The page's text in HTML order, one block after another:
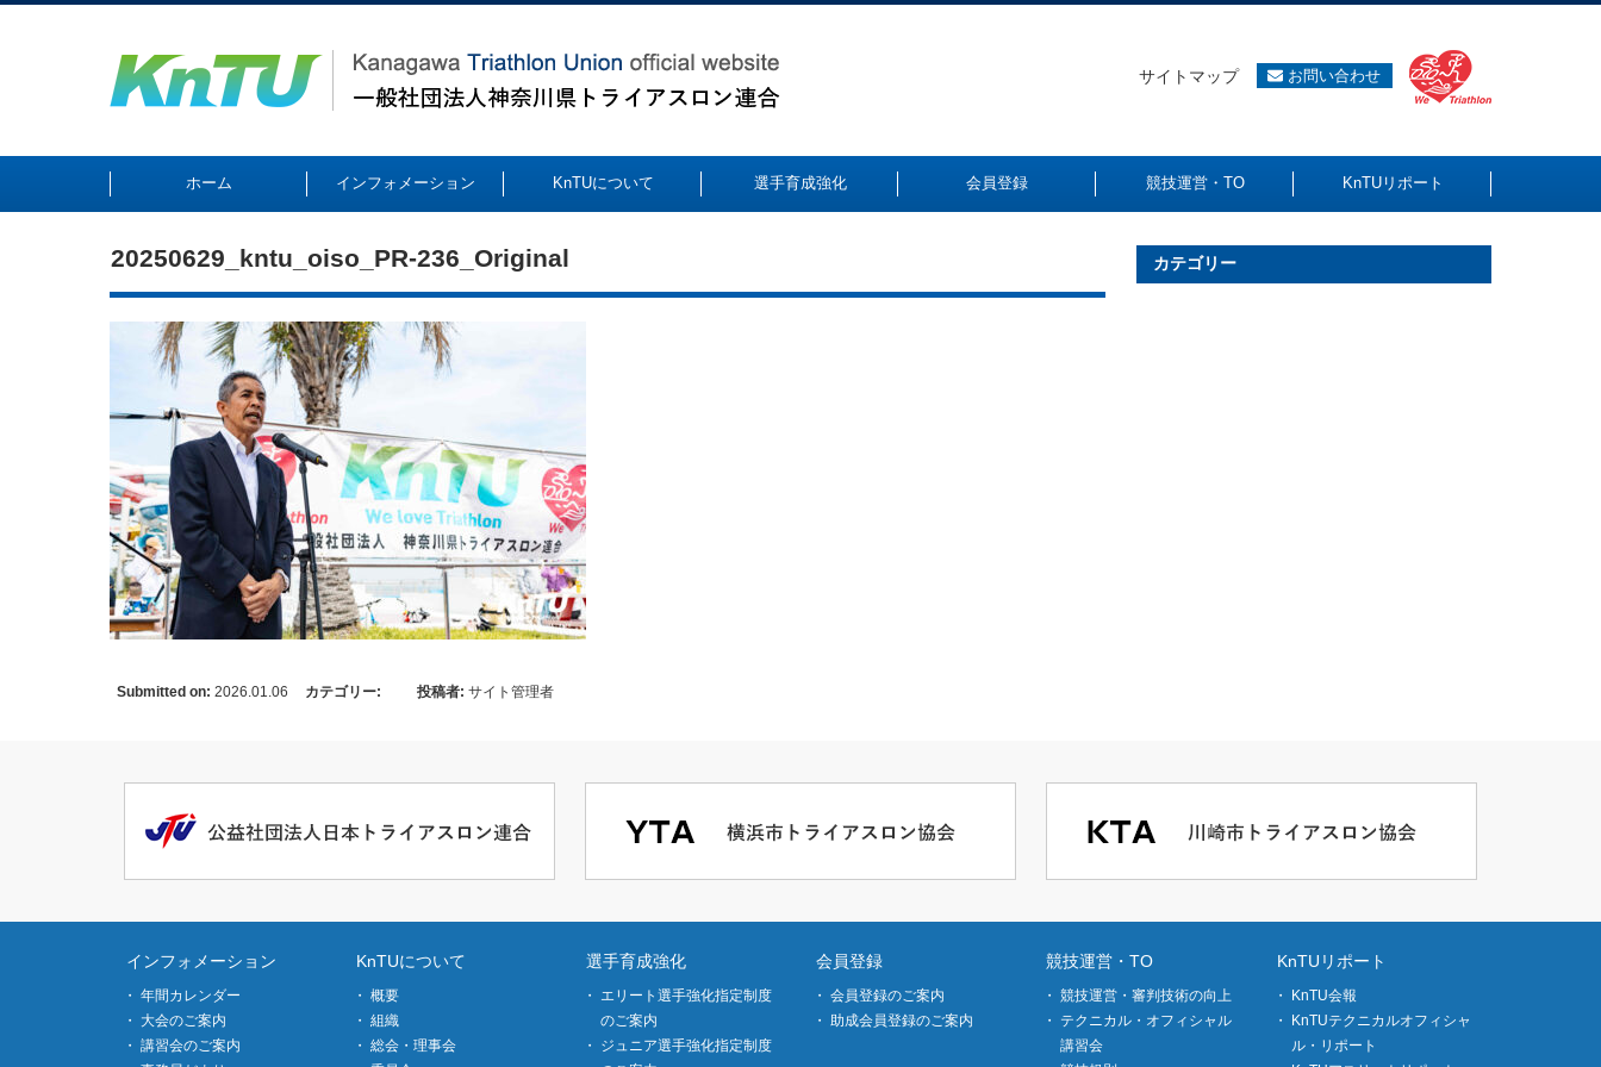
サイトマップ お問い合わせ
ホーム インフォメーション KnTUについて 選手育成強化 会員登録 競技運営・TO KnTUリポート
20250629_kntu_oiso_PR-236_Original
Submitted on: 2026.01.06 カテゴリー: 投稿者: サイト管理者
カテゴリー
インフォメーション
年間カレンダー
大会のご案内
講習会のご案内
KnTUについて
概要
組織
総会・理事会
選手育成強化
エリート選手強化指定制度
のご案内
ジュニア選手強化指定制度
会員登録
会員登録のご案内
助成会員登録のご案内
競技運営・TO
競技運営・審判技術の向上
テクニカル・オフィシャル
講習会
KnTUリポート
KnTU会報
KnTUテクニカルオフィシャ
ル・リポート